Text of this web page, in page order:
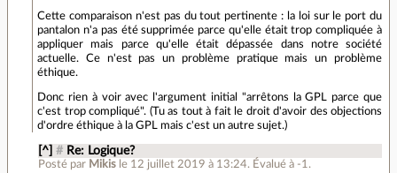
Cette comparaison n'est pas du tout pertinente : la loi sur le port du
pantalon n'a pas été supprimée parce qu'elle était trop compliquée à
appliquer mais parce qu'elle était dépassée dans notre société
actuelle. Ce n'est pas un problème pratique mais un problème
éthique.
Donc rien à voir avec l'argument initial "arrêtons la GPL parce que
c'est trop compliqué". (Tu as tout à fait le droit d'avoir des objections
d'ordre éthique à la GPL mais c'est un autre sujet.)
[^] # Re: Logique?
Posté par Mikis le 12 juillet 2019 à 13:24. Évalué à -1 .